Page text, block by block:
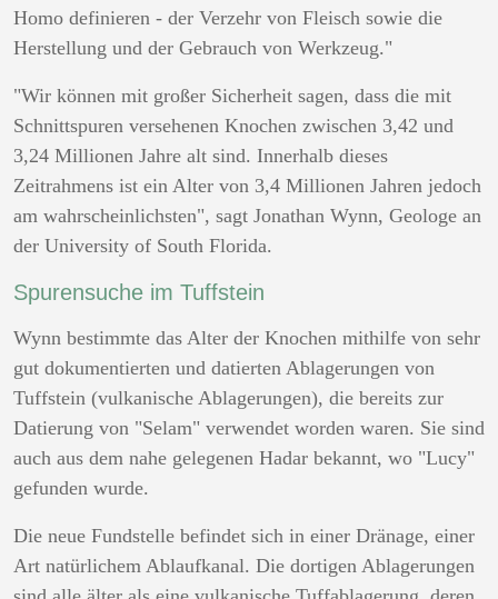
Homo definieren - der Verzehr von Fleisch sowie die
Herstellung und der Gebrauch von Werkzeug."
"Wir können mit großer Sicherheit sagen, dass die mit
Schnittspuren versehenen Knochen zwischen 3,42 und
3,24 Millionen Jahre alt sind. Innerhalb dieses
Zeitrahmens ist ein Alter von 3,4 Millionen Jahren jedoch
am wahrscheinlichsten", sagt Jonathan Wynn, Geologe an
der University of South Florida.
Spurensuche im Tuffstein
Wynn bestimmte das Alter der Knochen mithilfe von sehr
gut dokumentierten und datierten Ablagerungen von
Tuffstein (vulkanische Ablagerungen), die bereits zur
Datierung von "Selam" verwendet worden waren. Sie sind
auch aus dem nahe gelegenen Hadar bekannt, wo "Lucy"
gefunden wurde.
Die neue Fundstelle befindet sich in einer Dränage, einer
Art natürlichem Ablaufkanal. Die dortigen Ablagerungen